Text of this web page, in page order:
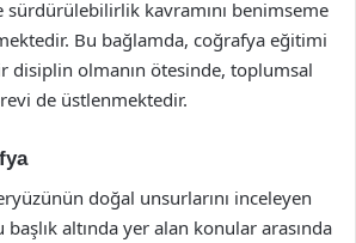
sürdürülebilirlik kavramını benimseme
Bu bağlamda, coğrafya eğitimi
disiplin olmanın ötesinde, toplumsal
de üstlenmektedir.
doğal unsurlarını inceleyen
altında yer alan konular arasında